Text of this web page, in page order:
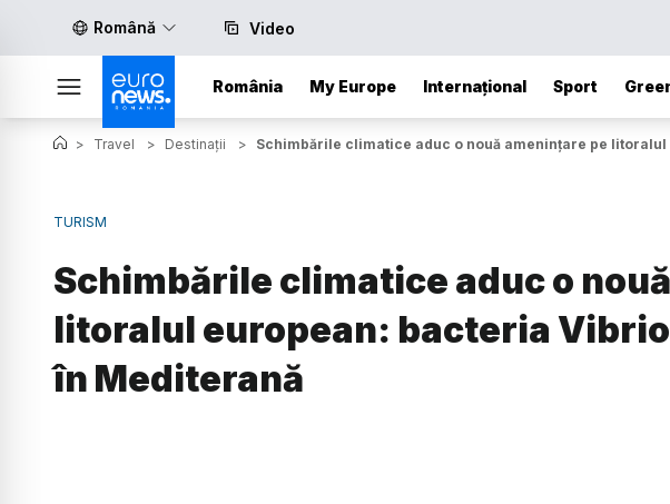
Română Video
România My Europe Internațional Sport
> Travel > Destinații > Schimbările climatice aduc o nouă amenințare pe
TURISM
Schimbările climatice aduc o
litoralul european: bacteria
în Mediterană